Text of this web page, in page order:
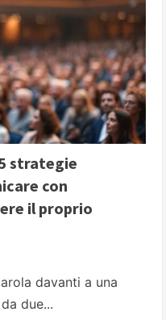
5 strategie
con
il proprio
davanti a una
due...